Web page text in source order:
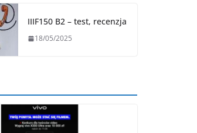
IIIF150 B2 – test, recenzja
18/05/2025